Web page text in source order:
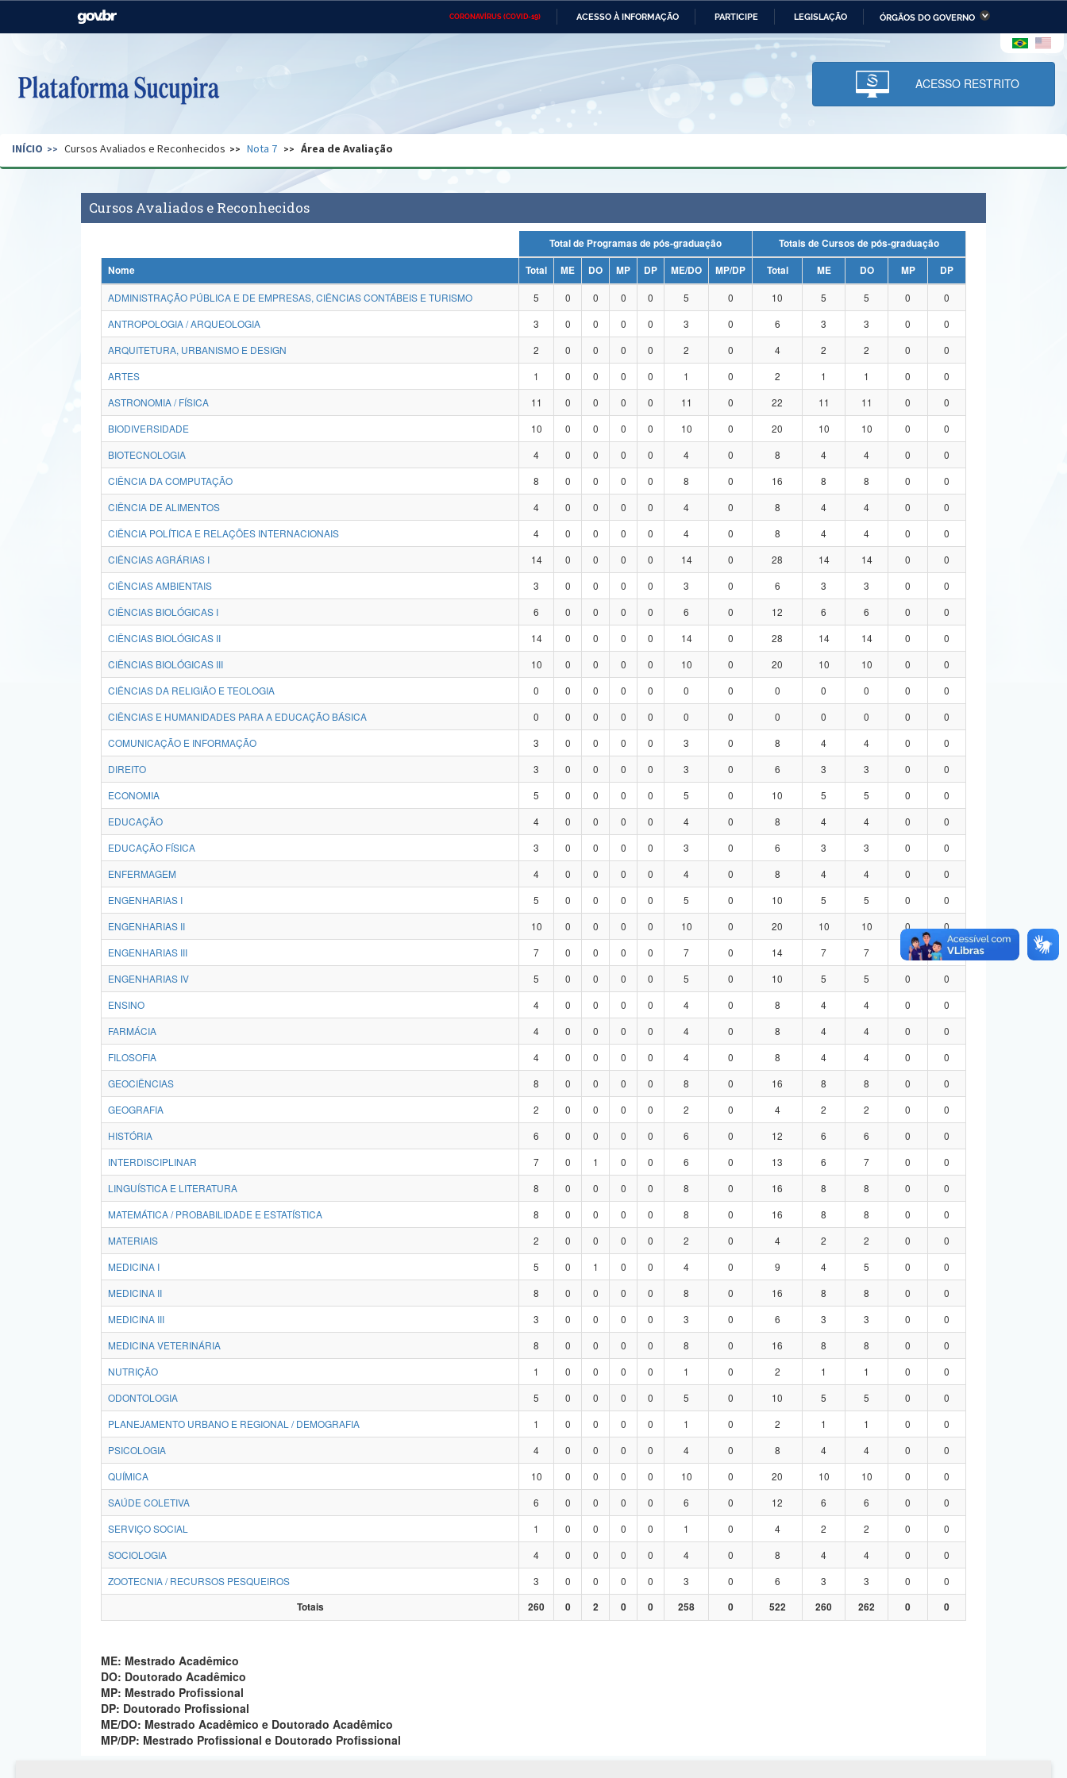
CORONAVÍRUS (COVID-19) ACESSO À INFORMAÇÃO PARTICIPE LEGISLAÇÃO ÓRGÃOS DO GOVERNO
Casa Civil Ministério das Relações Ministério da Economia Ministério da Infraestrutura
Pecuária e Abastecimento
Ministério da Ciência,
Tecnologia, Inovações e
Comunicações
Ministério do Desenvolvimento
Regional e dos Direitos Humanos
Secretaria de Governo Gabinete de Segurança Advocacia-Geral da União Banco Central do Brasil Planalto
ACESSO RESTRITO
INÍCIO Cursos Avaliados e Reconhecidos Nota 7 Área de Avaliação
Cursos Avaliados e Reconhecidos
Total de Programas de pós-graduação
Totais de Cursos de pós-graduação
Nome
Total ME DO MP DP ME/DO MP/DP Total ME DO MP
DP
ADMINISTRAÇÃO PÚBLICA E DE EMPRESAS, CIÊNCIAS CONTÁBEIS E TURISMO
5 0 0 0 0 5 0 10 5 5 0
0
ANTROPOLOGIA / ARQUEOLOGIA
3 0 0 0 0 3 0 6 3 3 0
0
ARQUITETURA, URBANISMO E DESIGN
2 0 0 0 0 2 0 4 2 2 0
0
ARTES
1 0 0 0 0 1 0 2 1 1 0
0
ASTRONOMIA / FÍSICA
11 0 0 0 0 11 0 22 11 11 0
0
BIODIVERSIDADE
10 0 0 0 0 10 0 20 10 10 0
0
BIOTECNOLOGIA
4 0 0 0 0 4 0 8 4 4 0
0
CIÊNCIA DA COMPUTAÇÃO
8 0 0 0 0 8 0 16 8 8 0
0
CIÊNCIA DE ALIMENTOS
4 0 0 0 0 4 0 8 4 4 0
0
CIÊNCIA POLÍTICA E RELAÇÕES INTERNACIONAIS
4 0 0 0 0 4 0 8 4 4 0
0
CIÊNCIAS AGRÁRIAS I
14 0 0 0 0 14 0 28 14 14 0
0
CIÊNCIAS AMBIENTAIS
3 0 0 0 0 3 0 6 3 3 0
0
CIÊNCIAS BIOLÓGICAS I
6 0 0 0 0 6 0 12 6 6 0
0
CIÊNCIAS BIOLÓGICAS II
14 0 0 0 0 14 0 28 14 14 0
0
CIÊNCIAS BIOLÓGICAS III
10 0 0 0 0 10 0 20 10 10 0
0
CIÊNCIAS DA RELIGIÃO E TEOLOGIA
0 0 0 0 0 0 0 0 0 0 0
0
CIÊNCIAS E HUMANIDADES PARA A EDUCAÇÃO BÁSICA
0 0 0 0 0 0 0 0 0 0 0
0
COMUNICAÇÃO E INFORMAÇÃO
3 0 0 0 0 3 0 8 4 4 0
0
DIREITO
3 0 0 0 0 3 0 6 3 3 0
0
ECONOMIA
5 0 0 0 0 5 0 10 5 5 0
0
EDUCAÇÃO
4 0 0 0 0 4 0 8 4 4 0
0
EDUCAÇÃO FÍSICA
3 0 0 0 0 3 0 6 3 3 0
0
ENFERMAGEM
4 0 0 0 0 4 0 8 4 4 0
0
ENGENHARIAS I
5 0 0 0 0 5 0 10 5 5 0
0
ENGENHARIAS II
10 0 0 0 0 10 0 20 10 10 0
0
ENGENHARIAS III
7 0 0 0 0 7 0 14 7 7 0
0
ENGENHARIAS IV
5 0 0 0 0 5 0 10 5 5 0
0
ENSINO
4 0 0 0 0 4 0 8 4 4 0
0
FARMÁCIA
4 0 0 0 0 4 0 8 4 4 0
0
FILOSOFIA
4 0 0 0 0 4 0 8 4 4 0
0
GEOCIÊNCIAS
8 0 0 0 0 8 0 16 8 8 0
0
GEOGRAFIA
2 0 0 0 0 2 0 4 2 2 0
0
HISTÓRIA
6 0 0 0 0 6 0 12 6 6 0
0
INTERDISCIPLINAR
7 0 1 0 0 6 0 13 6 7 0
0
LINGUÍSTICA E LITERATURA
8 0 0 0 0 8 0 16 8 8 0
0
MATEMÁTICA / PROBABILIDADE E ESTATÍSTICA
8 0 0 0 0 8 0 16 8 8 0
0
MATERIAIS
2 0 0 0 0 2 0 4 2 2 0
0
MEDICINA I
5 0 1 0 0 4 0 9 4 5 0
0
MEDICINA II
8 0 0 0 0 8 0 16 8 8 0
0
MEDICINA III
3 0 0 0 0 3 0 6 3 3 0
0
MEDICINA VETERINÁRIA
8 0 0 0 0 8 0 16 8 8 0
0
NUTRIÇÃO
1 0 0 0 0 1 0 2 1 1 0
0
ODONTOLOGIA
5 0 0 0 0 5 0 10 5 5 0
0
PLANEJAMENTO URBANO E REGIONAL / DEMOGRAFIA
1 0 0 0 0 1 0 2 1 1 0
0
PSICOLOGIA
4 0 0 0 0 4 0 8 4 4 0
0
QUÍMICA
10 0 0 0 0 10 0 20 10 10 0
0
SAÚDE COLETIVA
6 0 0 0 0 6 0 12 6 6 0
0
SERVIÇO SOCIAL
1 0 0 0 0 1 0 4 2 2 0
0
SOCIOLOGIA
4 0 0 0 0 4 0 8 4 4 0
0
ZOOTECNIA / RECURSOS PESQUEIROS
3 0 0 0 0 3 0 6 3 3 0
0
Totais
260 0 2 0 0 258 0 522 260 262 0 0
ME: Mestrado Acadêmico
DO: Doutorado Acadêmico
MP: Mestrado Profissional
DP: Doutorado Profissional
ME/DO: Mestrado Acadêmico e Doutorado Acadêmico
MP/DP: Mestrado Profissional e Doutorado Profissional